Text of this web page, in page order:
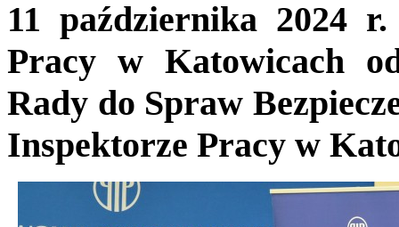
11 października 2024
Pracy w Katowicach
Rady do Spraw
Inspektorze Pracy w